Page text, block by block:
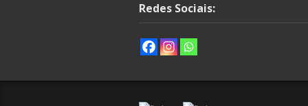
Redes Sociais: